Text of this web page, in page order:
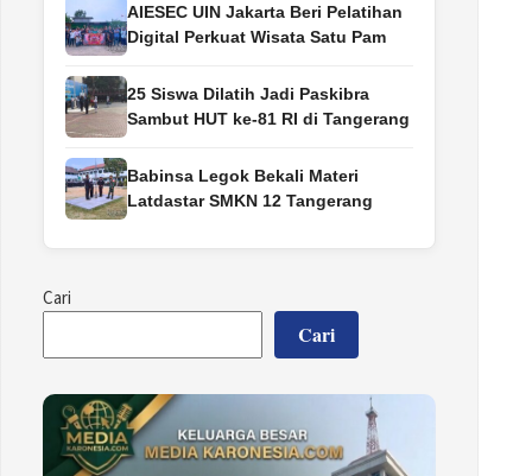
AIESEC UIN Jakarta Beri Pelatihan
Digital Perkuat Wisata Satu Pam
25 Siswa Dilatih Jadi Paskibra
Sambut HUT ke-81 RI di Tangerang
Babinsa Legok Bekali Materi
Latdastar SMKN 12 Tangerang
Cari
Cari